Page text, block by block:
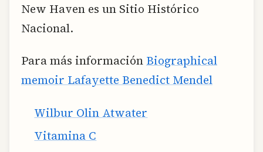
New Haven es un Sitio Histórico
Nacional.
Para más información Biographical
memoir Lafayette Benedict Mendel
Wilbur Olin Atwater
Vitamina C